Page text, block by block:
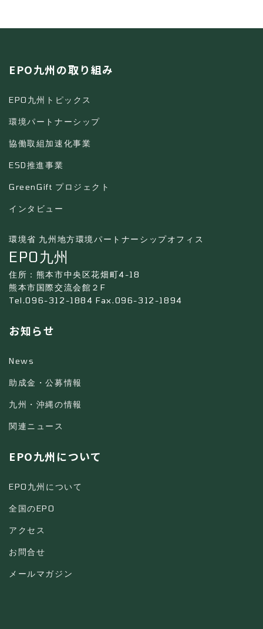
EPO九州の取り組み
EPO九州トピックス
環境パートナーシップ
協働取組加速化事業
ESD推進事業
GreenGift プロジェクト
インタビュー
環境省 九州地方環境パートナーシップオフィス
EPO九州
住所：熊本市中央区花畑町4-18
熊本市国際交流会館２F
Tel.096-312-1884 Fax.096-312-1894
お知らせ
News
助成金・公募情報
九州・沖縄の情報
関連ニュース
EPO九州について
EPO九州について
全国のEPO
アクセス
お問合せ
メールマガジン